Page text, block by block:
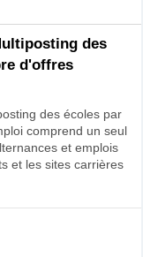
des
d'offres
des écoles par
comprend un seul
et emplois
et les sites carrières